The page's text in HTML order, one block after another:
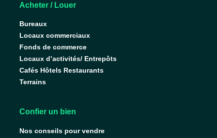
Acheter / Louer
Bureaux
Locaux commerciaux
Fonds de commerce
Locaux d’activités/ Entrepôts
Cafés Hôtels Restaurants
Terrains
Confier un bien
Nos conseils pour vendre